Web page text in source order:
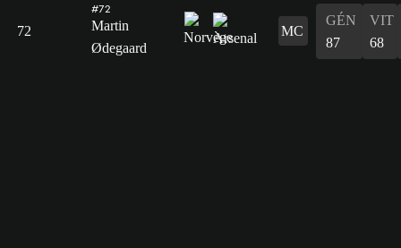
72
#72
Martin
Ødegaard
MC
GÉN
87
VIT
68